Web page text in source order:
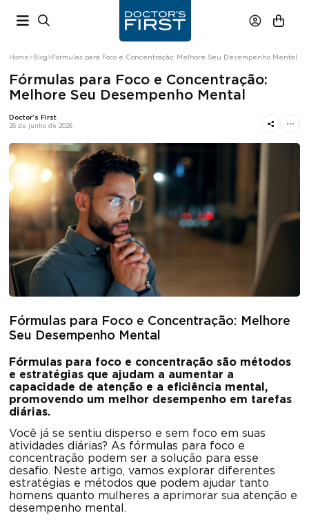
Home > Blog > Fórmulas para Foco e Concentração: Melhore Seu Desempenho Mental
Fórmulas para Foco e Concentração:
Melhore Seu Desempenho Mental
Doctor's First
26 de junho de 2026
Fórmulas para Foco e Concentração: Melhore
Seu Desempenho Mental
Fórmulas para foco e concentração são métodos
e estratégias que ajudam a aumentar a
capacidade de atenção e a eficiência mental,
promovendo um melhor desempenho em tarefas
diárias.
Você já se sentiu disperso e sem foco em suas
atividades diárias? As fórmulas para foco e
concentração podem ser a solução para esse
desafio. Neste artigo, vamos explorar diferentes
estratégias e métodos que podem ajudar tanto
homens quanto mulheres a aprimorar sua atenção e
desempenho mental.